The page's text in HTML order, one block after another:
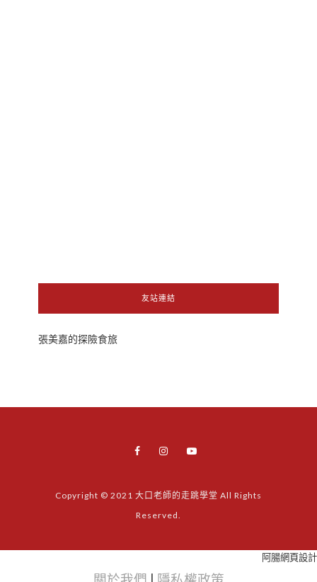
友站連結
張美嘉的探險食旅
Copyright © 2021 大口老師的走跳學堂 All Rights
Reserved.
阿腸網頁設計